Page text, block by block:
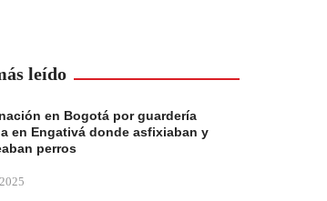
leído
en Bogotá por guardería
en Engativá donde asfixiaban y
perros